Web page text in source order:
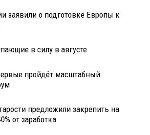
заявили о подготовке Европы к
в силу в августе
пройдёт масштабный
предложили закрепить на
от заработка